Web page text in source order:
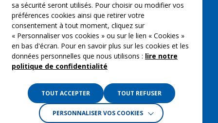
Actualités
Contactez nous
Mentions légales
Gestion des cookies
Crédits :La Jungle
sa sécurité seront utilisés. Pour choisir ou modifier vos
préférences cookies ainsi que retirer votre
consentement à tout moment, cliquez sur
« Personnaliser vos cookies » ou sur le lien « Cookies »
en bas d'écran. Pour en savoir plus sur les cookies et les
données personnelles que nous utilisons : lire notre
politique de confidentialité
TOUT ACCEPTER TOUT REFUSER
PERSONNALISER VOS COOKIES